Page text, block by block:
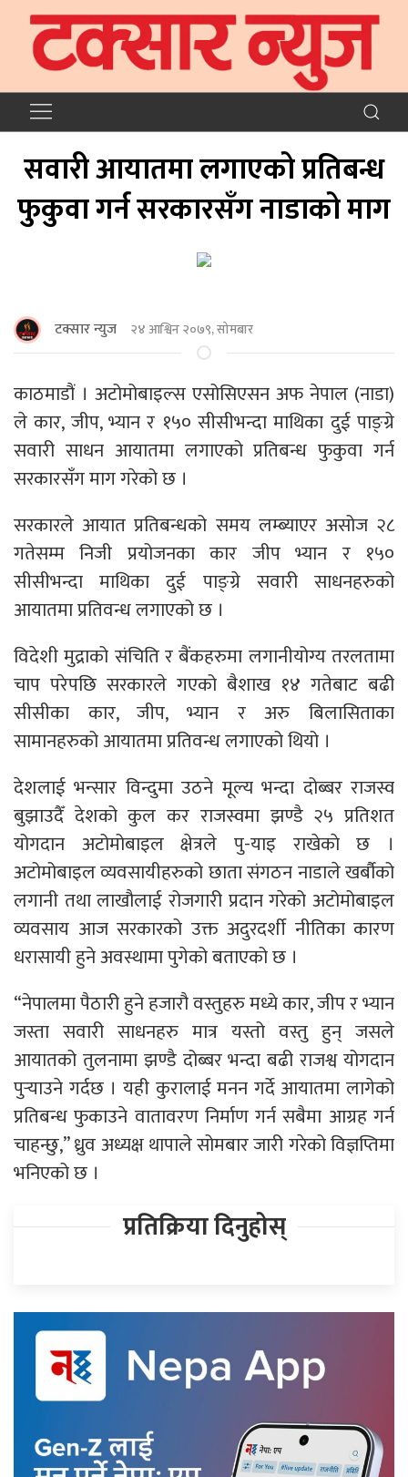
सवारी आयातमा लगाएको प्रतिबन्ध
फुकुवा गर्न सरकारसँग नाडाको माग
टक्सार न्युज २४ आश्विन २०७९, सोमबार
काठमाडौं । अटोमोबाइल्स एसोसिएसन अफ नेपाल (नाडा)
ले कार, जीप, भ्यान र १५० सीसीभन्दा माथिका दुई पाङ्ग्रे
सवारी साधन आयातमा लगाएको प्रतिबन्ध फुकुवा गर्न
सरकारसँग माग गरेको छ ।
सरकारले आयात प्रतिबन्धको समय लम्ब्याएर असोज २८
गतेसम्म निजी प्रयोजनका कार जीप भ्यान र १५०
सीसीभन्दा माथिका दुई पाङ्ग्रे सवारी साधनहरुको
आयातमा प्रतिवन्ध लगाएको छ ।
विदेशी मुद्राको संचिति र बैंकहरुमा लगानीयोग्य तरलतामा
चाप परेपछि सरकारले गएको बैशाख १४ गतेबाट बढी
सीसीका कार, जीप, भ्यान र अरु बिलासिताका
सामानहरुको आयातमा प्रतिवन्ध लगाएको थियो ।
देशलाई भन्सार विन्दुमा उठने मूल्य भन्दा दोब्बर राजस्व
बुझाउदैँ देशको कुल कर राजस्वमा झण्डै २५ प्रतिशत
योगदान अटोमोबाइल क्षेत्रले पु-याइ राखेकाे छ ।
अटोमोबाइल व्यवसायीहरुको छाता संगठन नाडाले खर्बौको
लगानी तथा लाखौलाई रोजगारी प्रदान गरेको अटोमोबाइल
व्यवसाय आज सरकारको उक्त अदुरदर्शी नीतिका कारण
धरासायी हुने अवस्थामा पुगेको बताएको छ ।
“नेपालमा पैठारी हुने हजारौ वस्तुहरु मध्ये कार, जीप र भ्यान
जस्ता सवारी साधनहरु मात्र यस्तो वस्तु हुन् जसले
आयातको तुलनामा झण्डै दोब्बर भन्दा बढी राजश्व योगदान
पुर्‍याउने गर्दछ । यही कुरालाई मनन गर्दे आयातमा लागेको
प्रतिबन्ध फुकाउने वातावरण निर्माण गर्न सबैमा आग्रह गर्न
चाहन्छु,” ध्रुव अध्यक्ष थापाले सोमबार जारी गरेको विज्ञप्तिमा
भनिएको छ ।
प्रतिक्रिया दिनुहोस्